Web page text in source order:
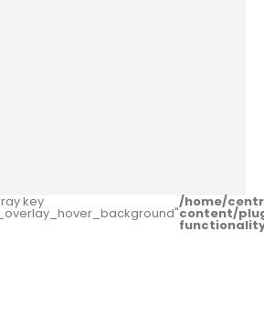
key /home/
content/